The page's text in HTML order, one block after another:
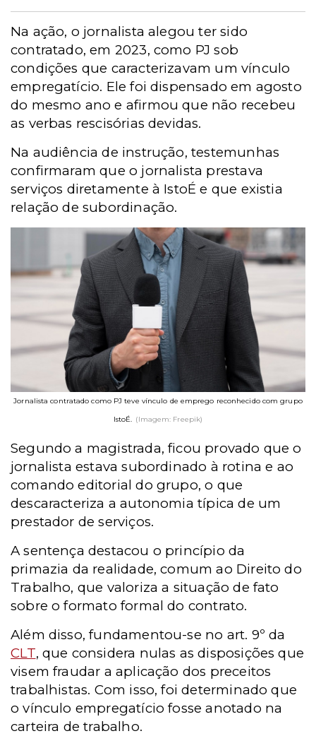
Na ação, o jornalista alegou ter sido
contratado, em 2023, como PJ sob
condições que caracterizavam um vínculo
empregatício. Ele foi dispensado em agosto
do mesmo ano e afirmou que não recebeu
as verbas rescisórias devidas.
Na audiência de instrução, testemunhas
confirmaram que o jornalista prestava
serviços diretamente à IstoÉ e que existia
relação de subordinação.
Jornalista contratado como PJ teve vínculo de emprego reconhecido com grupo
IstoÉ. (Imagem: Freepik)
Segundo a magistrada, ficou provado que o
jornalista estava subordinado à rotina e ao
comando editorial do grupo, o que
descaracteriza a autonomia típica de um
prestador de serviços.
A sentença destacou o princípio da
primazia da realidade, comum ao Direito do
Trabalho, que valoriza a situação de fato
sobre o formato formal do contrato.
Além disso, fundamentou-se no art. 9º da
CLT, que considera nulas as disposições que
visem fraudar a aplicação dos preceitos
trabalhistas. Com isso, foi determinado que
o vínculo empregatício fosse anotado na
carteira de trabalho.